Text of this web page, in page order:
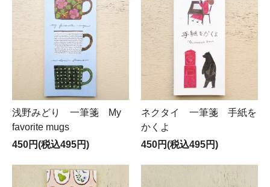
浅野みどり 一筆箋 My
favorite mugs
450円(税込495円)
ネクタイ 一筆箋 手紙を
かくよ
450円(税込495円)